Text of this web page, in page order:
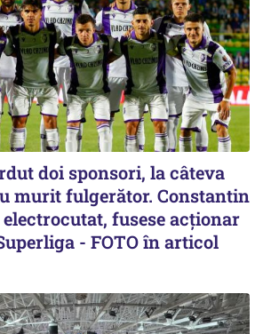
doi sponsori, la câteva
murit fulgerător. Constantin
fusese acționar
- FOTO în articol